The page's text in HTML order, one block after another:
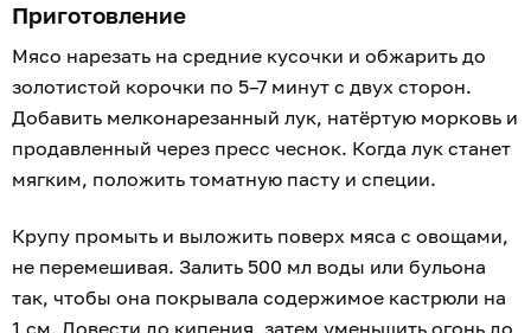
Приготовление
Мясо нарезать на средние кусочки и обжарить до
золотистой корочки по 5–7 минут с двух сторон.
Добавить мелконарезанный лук, натёртую морковь и
продавленный через пресс чеснок. Когда лук станет
мягким, положить томатную пасту и специи.
Крупу промыть и выложить поверх мяса с овощами,
не перемешивая. Залить 500 мл воды или бульона
так, чтобы она покрывала содержимое кастрюли на